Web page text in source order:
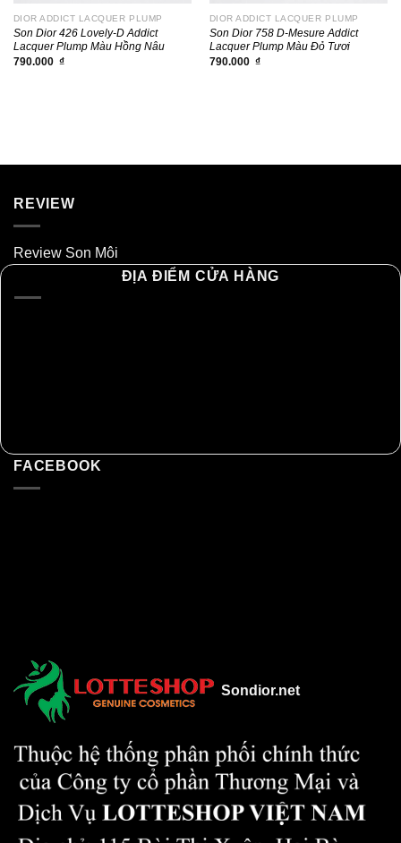
DIOR ADDICT LACQUER PLUMP
Son Dior 426 Lovely-D Addict
Lacquer Plump Màu Hồng Nâu
790.000 ₫
DIOR ADDICT LACQUER PLUMP
Son Dior 758 D-Mesure Addict
Lacquer Plump Màu Đỏ Tươi
790.000 ₫
REVIEW
Review Son Môi
ĐỊA ĐIỂM CỬA HÀNG
FACEBOOK
Sondior.net